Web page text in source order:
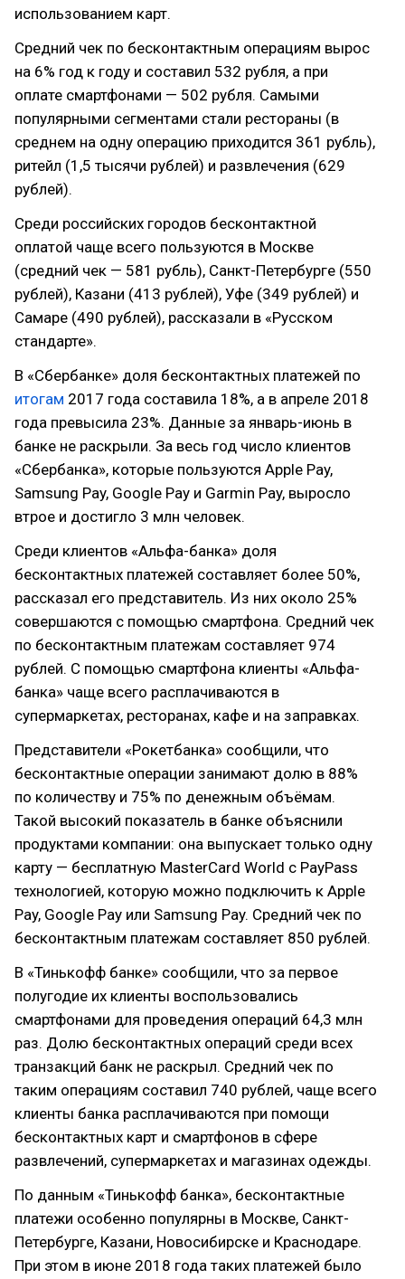
использованием карт.
Средний чек по бесконтактным операциям вырос
на 6% год к году и составил 532 рубля, а при
оплате смартфонами — 502 рубля. Самыми
популярными сегментами стали рестораны (в
среднем на одну операцию приходится 361 рубль),
ритейл (1,5 тысячи рублей) и развлечения (629
рублей).
Среди российских городов бесконтактной
оплатой чаще всего пользуются в Москве
(средний чек — 581 рубль), Санкт-Петербурге (550
рублей), Казани (413 рублей), Уфе (349 рублей) и
Самаре (490 рублей), рассказали в «Русском
стандарте».
В «Сбербанке» доля бесконтактных платежей по
итогам 2017 года составила 18%, а в апреле 2018
года превысила 23%. Данные за январь-июнь в
банке не раскрыли. За весь год число клиентов
«Сбербанка», которые пользуются Apple Pay,
Samsung Pay, Google Pay и Garmin Pay, выросло
втрое и достигло 3 млн человек.
Среди клиентов «Альфа-банка» доля
бесконтактных платежей составляет более 50%,
рассказал его представитель. Из них около 25%
совершаются с помощью смартфона. Средний чек
по бесконтактным платежам составляет 974
рублей. С помощью смартфона клиенты «Альфа-
банка» чаще всего расплачиваются в
супермаркетах, ресторанах, кафе и на заправках.
Представители «Рокетбанка» сообщили, что
бесконтактные операции занимают долю в 88%
по количеству и 75% по денежным объёмам.
Такой высокий показатель в банке объяснили
продуктами компании: она выпускает только одну
карту — бесплатную MasterCard World с PayPass
технологией, которую можно подключить к Apple
Pay, Google Pay или Samsung Pay. Средний чек по
бесконтактным платежам составляет 850 рублей.
В «Тинькофф банке» сообщили, что за первое
полугодие их клиенты воспользовались
смартфонами для проведения операций 64,3 млн
раз. Долю бесконтактных операций среди всех
транзакций банк не раскрыл. Средний чек по
таким операциям составил 740 рублей, чаще всего
клиенты банка расплачиваются при помощи
бесконтактных карт и смартфонов в сфере
развлечений, супермаркетах и магазинах одежды.
По данным «Тинькофф банка», бесконтактные
платежи особенно популярны в Москве, Санкт-
Петербурге, Казани, Новосибирске и Краснодаре.
При этом в июне 2018 года таких платежей было